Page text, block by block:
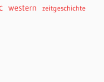
western zeitgeschichte